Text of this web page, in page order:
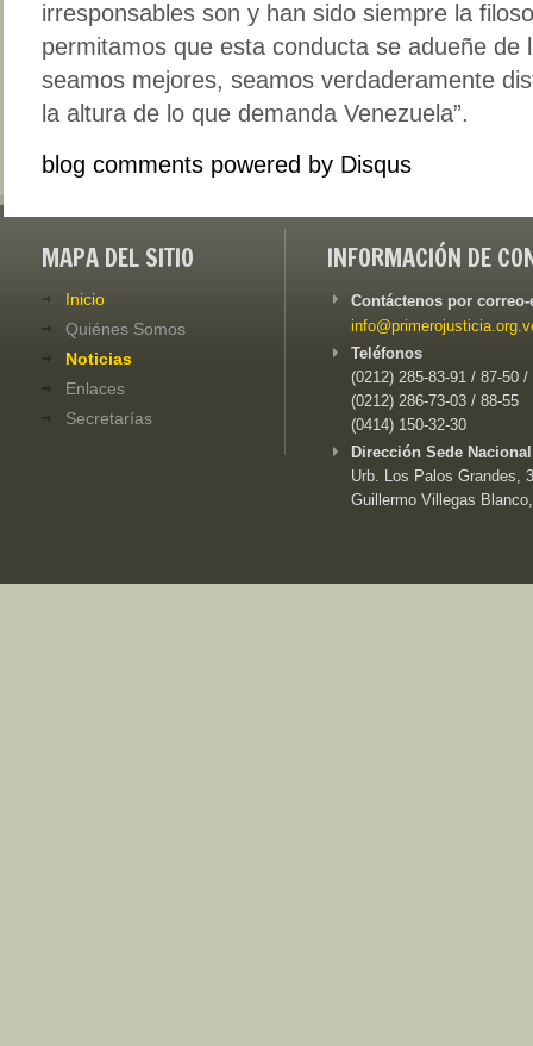
irresponsables son y han sido siempre la
permitamos que esta conducta se adueñe de
seamos mejores, seamos verdaderamente
la altura de lo que demanda Venezuela”.
blog comments powered by Disqus
MAPA DEL SITIO
Inicio
Quiénes Somos
Noticias
Enlaces
Secretarías
INFORMACIÓN DE
Contáctenos por
Teléfonos
(0212) 285-83-91 / 87-50 /
(0212) 286-73-03 / 88-55
(0414) 150-32-30
Dirección Sede
Urb. Los Palos Grandes,
Guillermo Villegas